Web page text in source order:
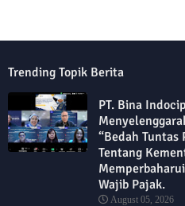
Trending Topik Berita
PT. Bina
“Bedah Tuntas
Tentang
Wajib Pajak.
August 05, 2026